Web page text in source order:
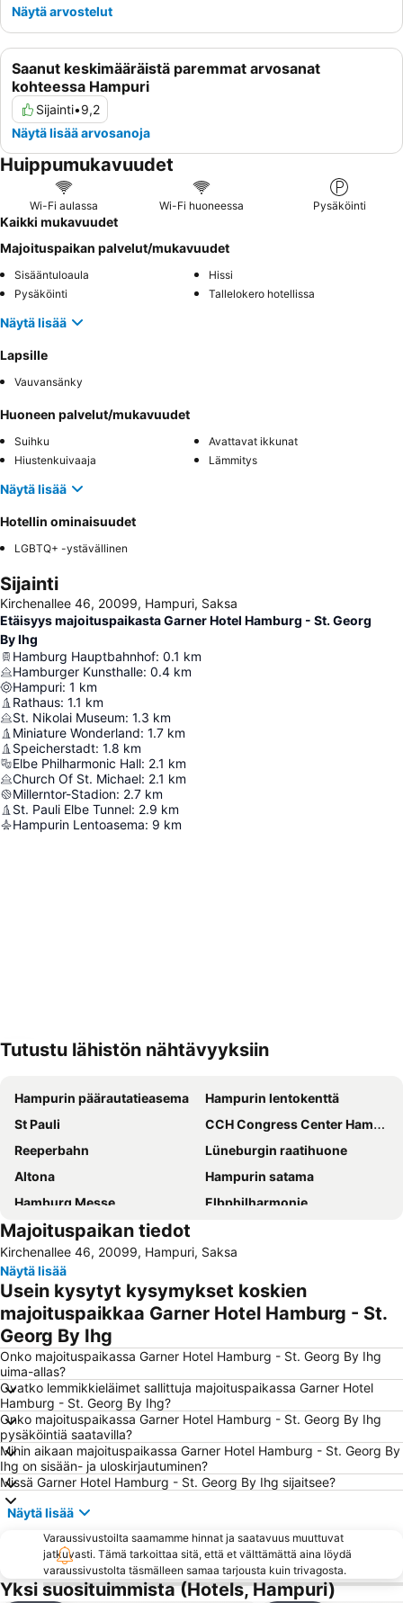
Saanut keskimääräistä paremmat arvosanat
kohteessa Hampuri
Sijainti•9,2
Näytä lisää arvosanoja
Näytä arvostelut
Huippumukavuudet
Wi-Fi aulassa Wi-Fi huoneessa Pysäköinti
Kaikki mukavuudet
Majoituspaikan palvelut/mukavuudet
Sisääntuloaula
Hissi
Pysäköinti
Tallelokero hotellissa
Näytä lisää
Lapsille
Vauvansänky
Huoneen palvelut/mukavuudet
Suihku
Avattavat ikkunat
Hiustenkuivaaja
Lämmitys
Näytä lisää
Hotellin ominaisuudet
LGBTQ+ -ystävällinen
Sijainti
Kirchenallee 46, 20099, Hampuri, Saksa
Etäisyys majoituspaikasta Garner Hotel Hamburg - St. Georg
By Ihg
Hamburg Hauptbahnhof: 0.1 km
Hamburger Kunsthalle: 0.4 km
Hampuri: 1 km
Rathaus: 1.1 km
St. Nikolai Museum: 1.3 km
Miniature Wonderland: 1.7 km
Speicherstadt: 1.8 km
Elbe Philharmonic Hall: 2.1 km
Church Of St. Michael: 2.1 km
Millerntor-Stadion: 2.7 km
St. Pauli Elbe Tunnel: 2.9 km
Hampurin Lentoasema: 9 km
Tutustu lähistön nähtävyyksiin
Hampurin päärautatieasema
Hampurin lentokenttä
St Pauli
CCH Congress Center Hamburg
Reeperbahn
Lüneburgin raatihuone
Altona
Hampurin satama
Hamburg Messe
Elbphilharmonie
Hauptbahnhof Nord Metro Station
Rathaus Metro Station
Winterhude
Barclaycard Arena
Lübecker Straße Metro Station
Altona-Altstadt
Hamburg-Mitte
Hagenbeckin eläintarha
St Georg
Hamburg-Altstadt
Neustadt
Bahnhof Lüneburg
Mönckebergstraße
Berliner Tor Metro Station
Hafencity Infocenter
Sternschanze
Bergedorf
Speicherstadt
Harbourcity Hamburg
Stellingen
Sporthalle Hamburg
Harburg Arcaden
Langenhorn
Jungfernstieg
Alsterarkaden
Hampurin kaupungintalo
Majoituspaikan tiedot
Kirchenallee 46, 20099, Hampuri, Saksa
Näytä lisää
Usein kysytyt kysymykset koskien
majoituspaikkaa Garner Hotel Hamburg - St.
Georg By Ihg
Onko majoituspaikassa Garner Hotel Hamburg - St. Georg By Ihg
uima-allas?
Ovatko lemmikkieläimet sallittuja majoituspaikassa Garner Hotel
Hamburg - St. Georg By Ihg?
Onko majoituspaikassa Garner Hotel Hamburg - St. Georg By Ihg
pysäköintiä saatavilla?
Mihin aikaan majoituspaikassa Garner Hotel Hamburg - St. Georg By
Ihg on sisään- ja uloskirjautuminen?
Missä Garner Hotel Hamburg - St. Georg By Ihg sijaitsee?
Näytä lisää
Varaussivustoilta saamamme hinnat ja saatavuus muuttuvat
jatkuvasti. Tämä tarkoittaa sitä, että et välttämättä aina löydä
varaussivustolta täsmälleen samaa tarjousta kuin trivagosta.
Yksi suosituimmista (Hotels, Hampuri)